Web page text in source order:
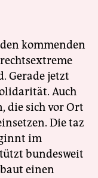
kommenden
Gerade jetzt
Auch
die sich vor Ort
Die taz
im
bundesweit
einen